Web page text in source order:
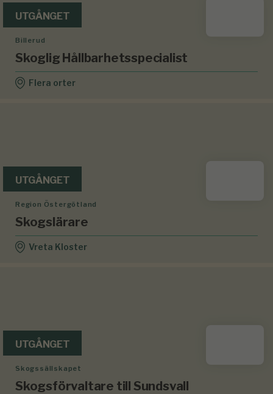
UTGÅNGET
Billerud
Skoglig Hållbarhetsspecialist
Flera orter
UTGÅNGET
Region Östergötland
Skogslärare
Vreta Kloster
UTGÅNGET
Skogssällskapet
Skogsförvaltare till Sundsvall